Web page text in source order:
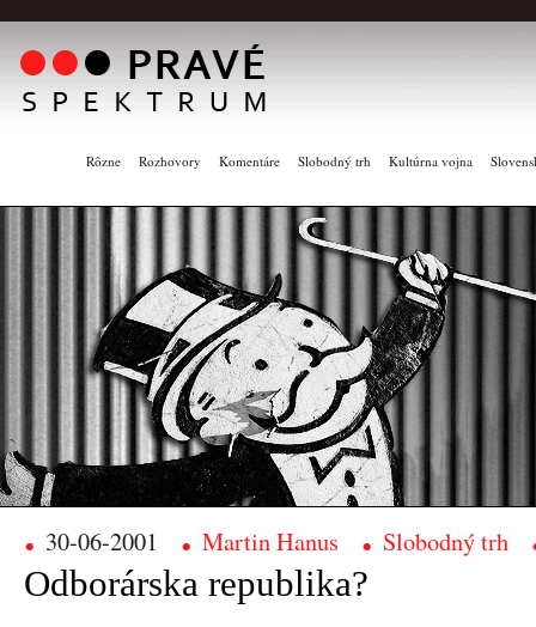
Rôzne Rozhovory Komentáre Slobodný trh Kultúrna vojna
30-06-2001 Martin Hanus Slobodný trh
Odborárska republika?